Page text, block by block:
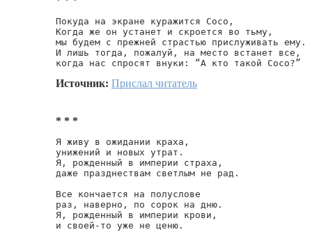
Покуда на экране куражится Сосо,
Когда же он устанет и скроется во тьму,
мы будем с прежней страстью прислуживать ему.
И лишь тогда, пожалуй, на место встанет все,
когда нас спросят внуки: “А кто такой Сосо?”
Источник: Прислал читатель
* * *
Я живу в ожидании краха,
унижений и новых утрат.
Я, рожденный в империи страха,
даже празднествам светлым не рад.
Все кончается на полуслове
раз, наверно, по сорок на дню.
Я, рожденный в империи крови,
и своей-то уже не ценю.